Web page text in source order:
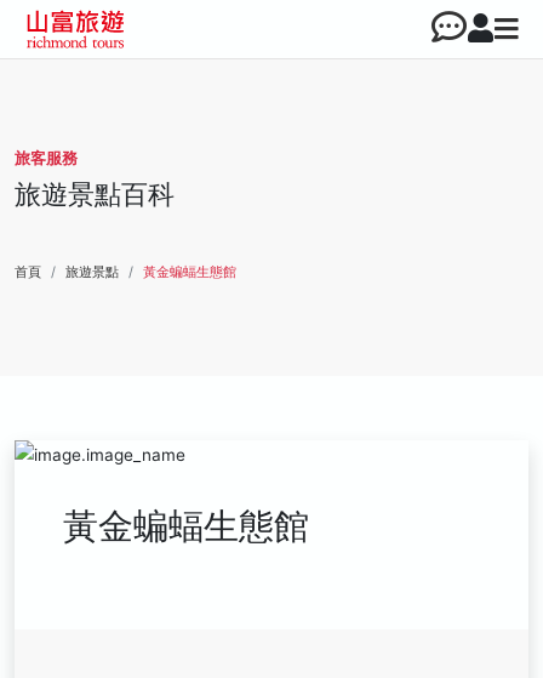
旅客服務
旅遊景點百科
首頁 旅遊景點 黃金蝙蝠生態館
黃金蝙蝠生態館